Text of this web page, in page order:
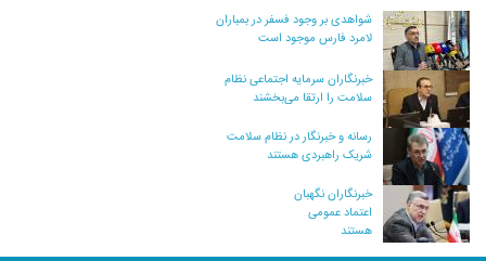
شواهدی بر وجود فسفر در بمباران
لامرد فارس موجود است
خبرنگاران سرمایه اجتماعی نظام
سلامت را ارتقا می‌بخشند
رسانه و خبرنگار در نظام سلامت
شریک راهبردی هستند
خبرنگاران نگهبان
اعتماد عمومی
هستند